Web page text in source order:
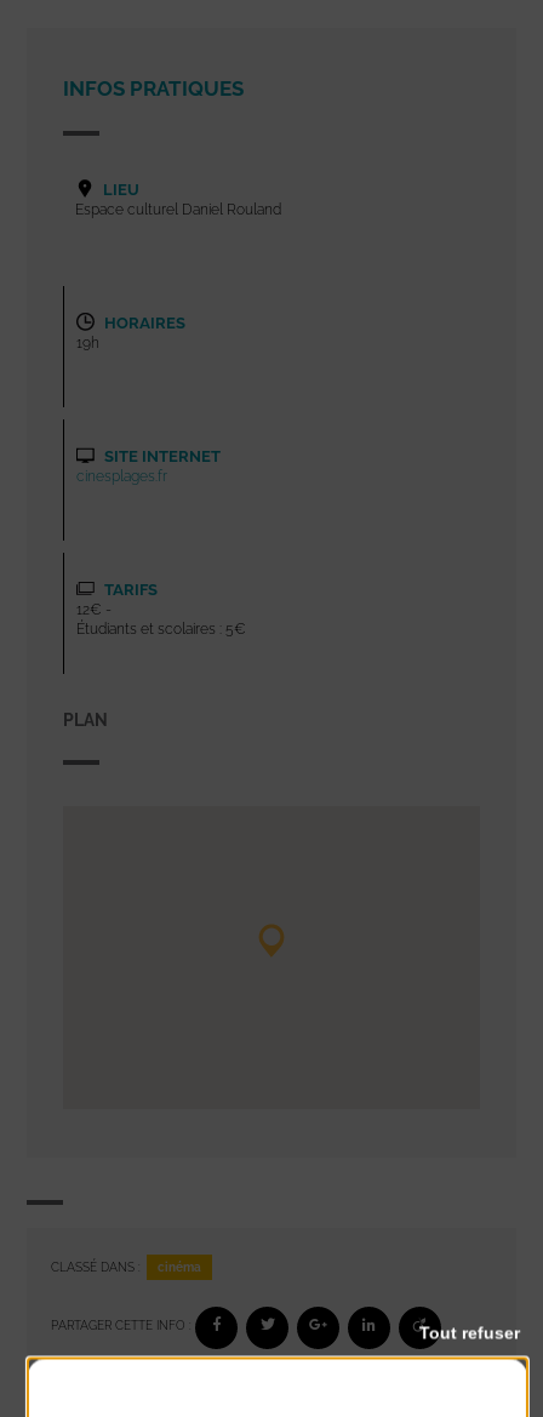
INFOS PRATIQUES
LIEU
Espace culturel Daniel Rouland
HORAIRES
19h
SITE INTERNET
cinesplages.fr
TARIFS
12€ -
Étudiants et scolaires : 5€
PLAN
CLASSÉ DANS : cinéma
PARTAGER CETTE INFO : Tout refuser